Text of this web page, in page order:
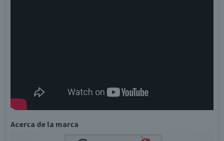
Acerca de la marca